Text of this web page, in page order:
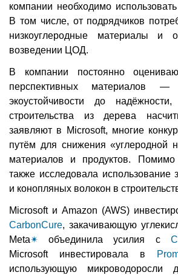
компании необходимо
В том числе, от подрядчиков
низкоуглеродные материалы и
возведении ЦОД.
В компании постоянно
перспективных материалов
экоустойчивости до
строительства из дерева
заявляют в Microsoft, многие
путём для снижения «углеродной
материалов и продуктов.
также исследовала использование
и конопляных волокон в
Microsoft и Amazon (AWS)
CarbonCure, закачивающую
Meta✴ объединила усилия с
Microsoft инвестировала в
использующую микроводоросли